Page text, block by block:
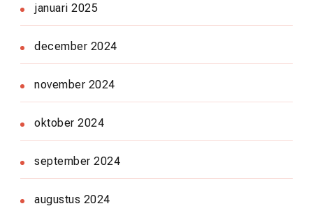
januari 2025
december 2024
november 2024
oktober 2024
september 2024
augustus 2024